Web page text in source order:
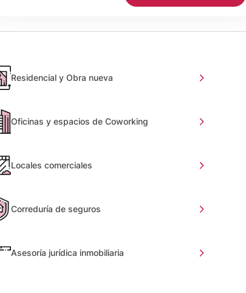
Residencial y Obra nueva
Oficinas y espacios de Coworking
Locales comerciales
Correduría de seguros
Asesoría jurídica inmobiliaria